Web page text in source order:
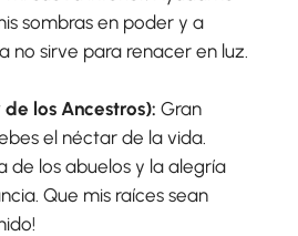
sombras en poder y a
no sirve para renacer en luz.
los Ancestros): Gran
el néctar de la vida.
de los abuelos y la alegría
Que mis raíces sean